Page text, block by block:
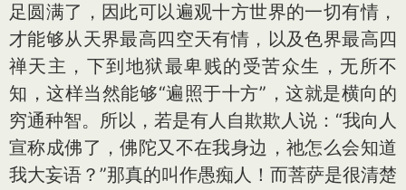
足圆满了，因此可以遍观十方世界的一切有情，
才能够从天界最高四空天有情，以及色界最高四
禅天主，下到地狱最卑贱的受苦众生，无所不
知，这样当然能够“遍照于十方”，这就是横向的
穷通种智。所以，若是有人自欺欺人说：“我向人
宣称成佛了，佛陀又不在我身边，祂怎么会知道
我大妄语？”那真的叫作愚痴人！而菩萨是很清楚